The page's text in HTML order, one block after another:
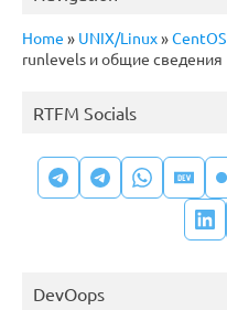
Home » UNIX/Linux»CentOS
runlevels и общие сведения
RTFM Socials
DevOops